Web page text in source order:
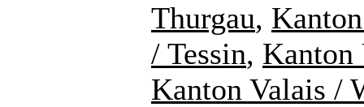
Thurgau,
/ Tessin,
Kanton Valais /